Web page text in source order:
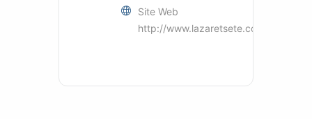
Site Web
http://www.lazaretsete.com